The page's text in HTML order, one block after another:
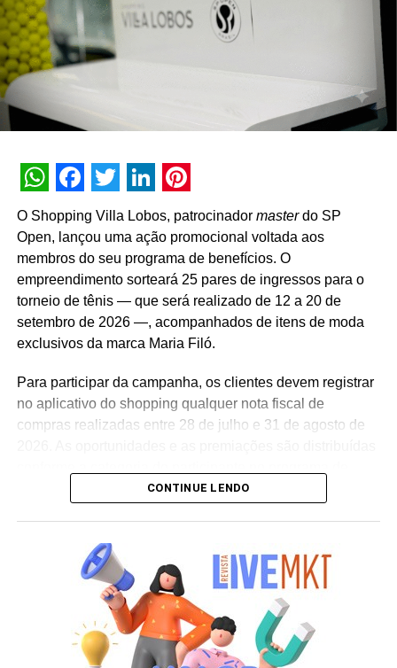
gerente da Torrefação Cooxupé.
A promoção abrange todas as linhas de produtos da
marca em todo o território nacional. Para concorrer aos
comprovantes fiscais pelo site oficial ou via WhatsApp.
reveladas no momento do cadastro do produto, além da
distribuição de R$ 10 mil toda semana e o sorteio final de
fosse muito mais do que um incentivo de compra. Ela
precisava reforçar os atributos da marca, gerar conversa e
manter o Café Evolutto presente na rotina das pessoas. A
combinação entre mecânica simples, premiações
atrativas, comunicação integrada e a chegada do Edu
Guedes nos permite manter a marca presente na rotina
do consumidor durante todo o período da campanha”,
Cooxupé.
WhatsApp
Facebook
Twitter
LinkedIn
Pinterest
O Shopping Villa Lobos, patrocinador masterdo SP
Open, lançou uma ação promocional voltada aos
membros do seu programa de benefícios. O
empreendimento sorteará 25 pares de ingressos para o
torneio de tênis — que será realizado de 12 a 20 de
setembro de 2026 —, acompanhados de itens de moda
exclusivos da marca Maria Filó.
Para participar da campanha, os clientes devem registrar
no aplicativo do shopping qualquer nota fiscal de
compras realizadas entre 28 de julho e 31 de agosto de
de setembro de 2026. Após a divulgação do resultado
oficial, os vencedores terão até o dia 16 de setembro para
realizar a retirada presencial dos ingressos e brindes no
espaço Villa Atende, localizado no piso G1 do shopping.
“O SP Open é um torneio muito relevante para a cidade e
para essa região. Como estamos no evento de forma tão
CONTINUE LENDO